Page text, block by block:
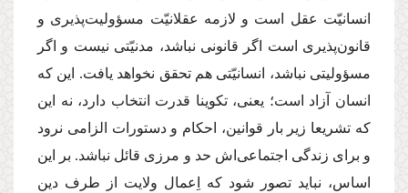
انسانیّت عقل است و لازمه عقلانیّت مسؤولیت‌پذیرى و
قانون‌پذیرى است اگر قانونى نباشد، مدنیّتى نیست و اگر
مسؤولیتى نباشد، انسانیّتى هم تحقق نخواهد یافت. این كه
انسان آزاد است؛ یعنى، تكوینا قدرت انتخاب دارد، نه این
كه تشریعا زیر بار قوانین، احكام و دستورات الزامى نرود
و براى زندگى اجتماعى‌اش حد و مرزى قائل نباشد. بر این
اساس، نباید تصور شود كه اِعمال ولایت از طرف دین